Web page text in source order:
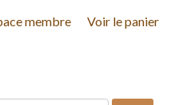
membre Voir le panier